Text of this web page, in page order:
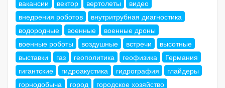
вакансии
вектор вертолеты
видео
внедрения роботов
внутритрубная диагностика
водородные
военные
военные дроны
военные роботы
воздушные встречи
высотные
выставки
газ геополитика геофизика
Германия
гигантские
гидроакустика гидрография
глайдеры
горнодобыча
город
городское хозяйство